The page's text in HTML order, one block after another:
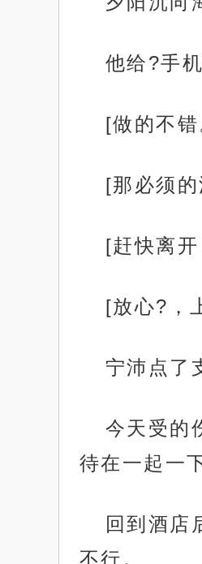
他给?手
[做的不错
[那必须
[赶快离
[放心?，
宁沛点了
今天受的
待在一起一
回到酒店
不行。